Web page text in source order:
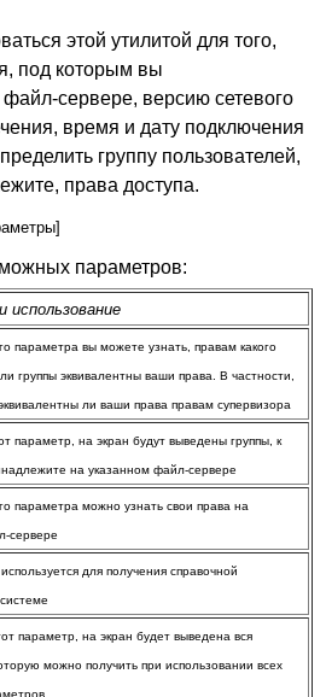
этой утилитой для того,
под которым вы
сервере, версию сетевого
время и дату подключения
группу пользователей,
права доступа.
параметров:
использование
параметра вы можете узнать, правам какого
группы эквивалентны ваши права. В частности,
ли ваши права правам супервизора
параметр, на экран будут выведены группы, к
на указанном файл-сервере
параметра можно узнать свои права на
сервере
для получения справочной
параметр, на экран будет выведена вся
можно получить при использовании всех